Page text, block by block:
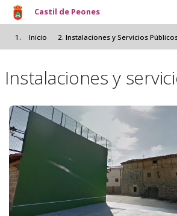
Pasar al contenido
Castil de Peones
Inicio Instalaciones y Servicios
Instalaciones y